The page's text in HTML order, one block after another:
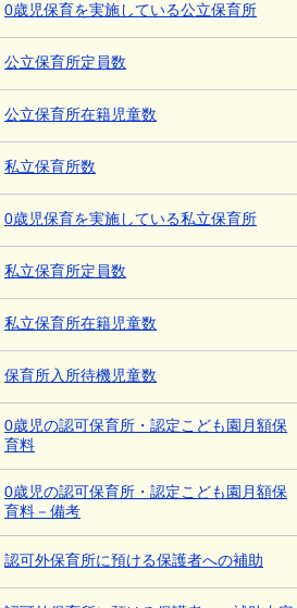
0歳児保育を実施している公立保育所
公立保育所定員数
公立保育所在籍児童数
私立保育所数
0歳児保育を実施している私立保育所
私立保育所定員数
私立保育所在籍児童数
保育所入所待機児童数
0歳児の認可保育所・認定こども園月額保
育料
0歳児の認可保育所・認定こども園月額保
育料－備考
認可外保育所に預ける保護者への補助